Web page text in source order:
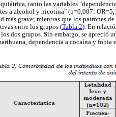
tanto las variables
a alcohol y nicotina" (p=0,007;
grave; mientras que los patrones
entre los grupos (Tabla 2). En
dos grupos. Sin embargo, se
dependencia a cocaína y